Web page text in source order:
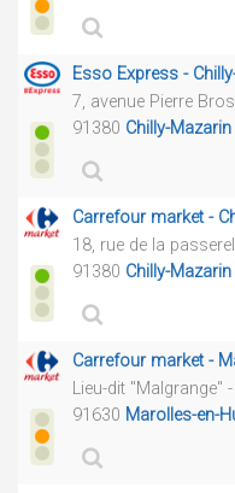
Esso Express -
7, avenue Pierre
91380 Chilly-Mazarin
Carrefour market -
18, rue de la
91380 Chilly-Mazarin
Carrefour market -
Lieu-dit "Malgrange"
91630 Marolles-en-